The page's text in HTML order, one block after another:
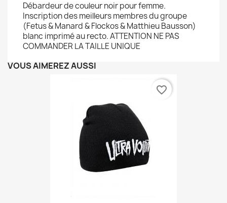
Débardeur de couleur noir pour femme.
Inscription des meilleurs membres du groupe
(Fetus & Manard & Flockos & Matthieu Bausson)
blanc imprimé au recto. ATTENTION NE PAS
COMMANDER LA TAILLE UNIQUE
VOUS AIMEREZ AUSSI
favorite_border